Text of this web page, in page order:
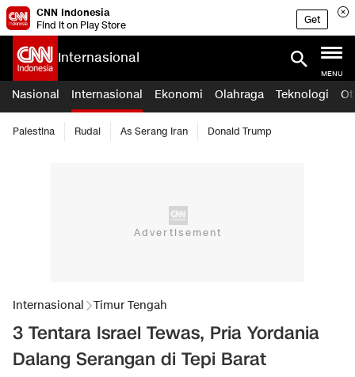
CNN Indonesia
Find it on Play Store
Get
Internasional
MENU
Nasional Internasional Ekonomi Olahraga Teknologi
Palestina Rudal As Serang Iran Donald Trump
Internasional Timur Tengah
3 Tentara Israel Tewas, Pria Yordania
Dalang Serangan di Tepi Barat